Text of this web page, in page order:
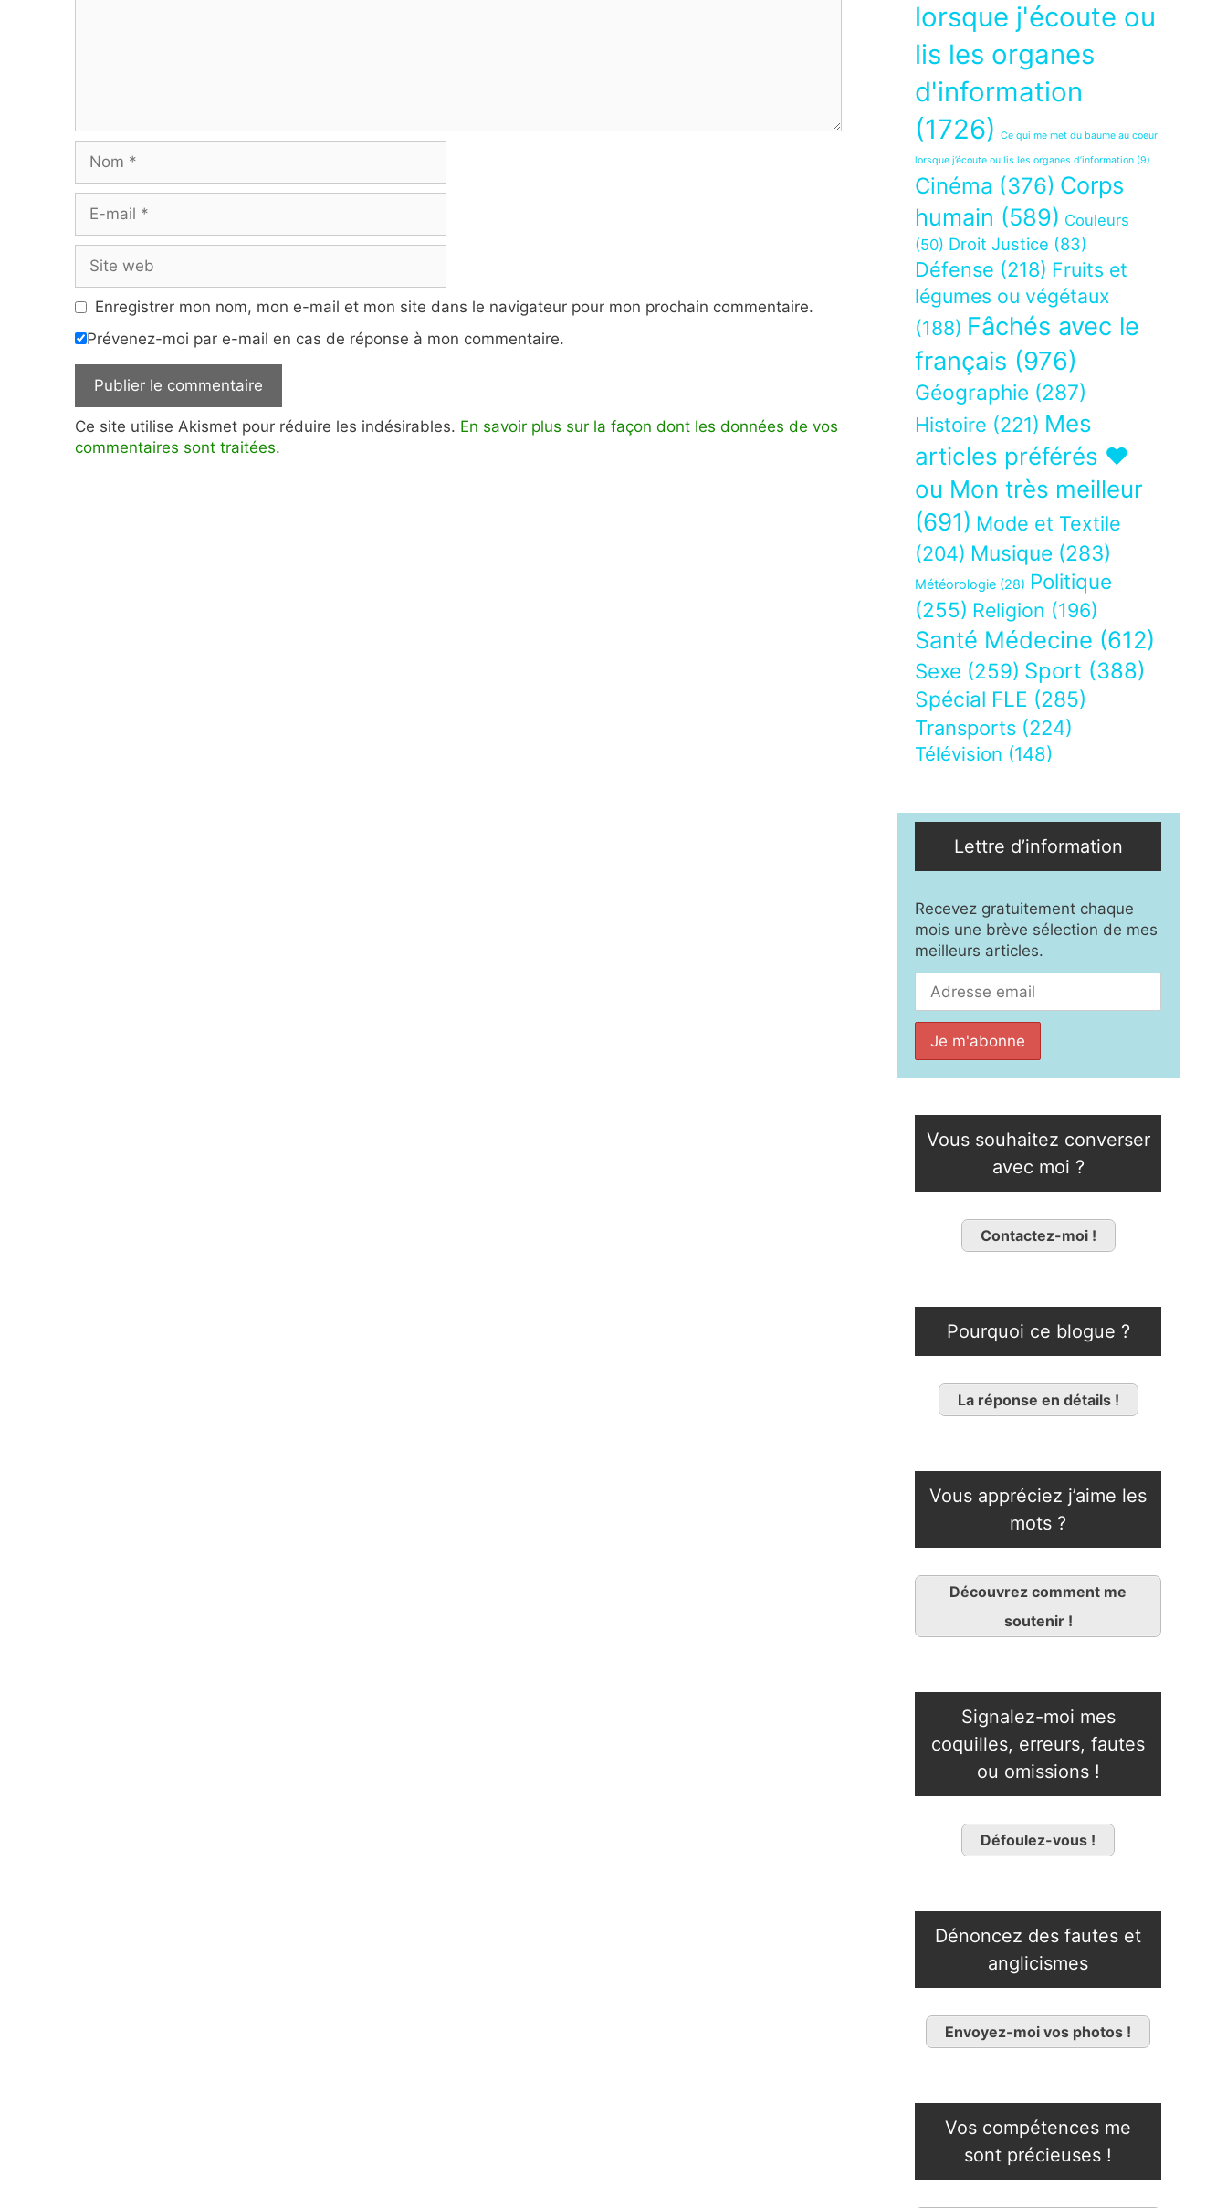
mail
web
Enregistrer mon nom, mon e-mail et mon site dans le navigateur pour mon prochain commentaire.
Prévenez-moi par e-mail en cas de réponse à mon commentaire.
Ce site utilise Akismet pour réduire les indésirables. En savoir plus sur la façon dont les données de vos
commentaires sont traitées.
lorsque j'écoute ou
lis les organes
d'information
(1726)
Ce qui me met du baume au coeur
lorsque j’écoute ou lis les organes d’information (9)
Cinéma (376) Corps
humain (589) Couleurs
(50) Droit Justice (83)
Défense (218) Fruits et
légumes ou végétaux
(188) Fâchés avec le
français (976)
Géographie (287)
Histoire (221) Mes
articles préférés ❤
ou Mon très meilleur
(691) Mode et Textile
(204) Musique (283)
Météorologie (28) Politique
(255) Religion (196)
Santé Médecine (612)
Sexe (259) Sport (388)
Spécial FLE (285)
Transports (224)
Télévision (148)
Lettre d’information
Recevez gratuitement chaque
mois une brève sélection de mes
meilleurs articles.
Vous souhaitez converser
avec moi ?
Contactez-moi !
Pourquoi ce blogue ?
La réponse en détails !
Vous appréciez j’aime les
mots ?
Découvrez comment me
soutenir !
Signalez-moi mes
coquilles, erreurs, fautes
ou omissions !
Défoulez-vous !
Dénoncez des fautes et
anglicismes
Envoyez-moi vos photos !
Vos compétences me
sont précieuses !